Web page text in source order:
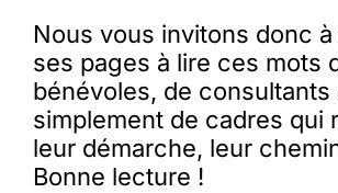
Nous vous invitons donc
ses pages à lire ces mots
bénévoles, de consultants
simplement de cadres qui
leur démarche, leur
Bonne lecture !